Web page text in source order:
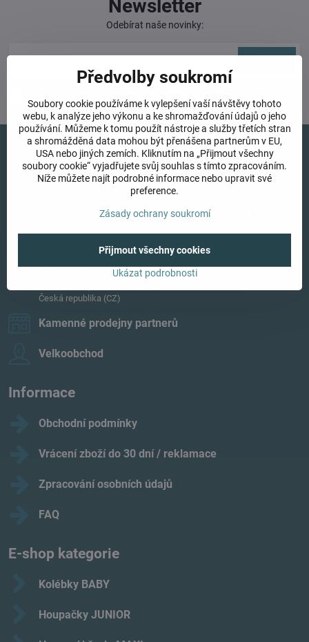
Newsletter
Odebírat naše novinky:
Kontakty
+420 777 917 057 (pracovní dny 8 - 14 hod​.)
+420 720 752 328 (pracovní dny 9 - 18 hod​.)
info​@hojdavak​.cz
Petra Holá - Hojdavak
Česká republika (CZ)
Kamenné prodejny partnerů
Velkoobchod
Informace
Obchodní podmínky
Vrácení zboží do 30 dní / reklamace
Zpracování osobních údajů
FAQ
E-shop kategorie
Kolébky BABY
Houpačky JUNIOR
Předvolby soukromí
Soubory cookie používáme k vylepšení vaší návštěvy tohoto
webu, k analýze jeho výkonu a ke shromažďování údajů o jeho
používání. Můžeme k tomu použít nástroje a služby třetích stran
a shromážděná data mohou být přenášena partnerům v EU,
USA nebo jiných zemích. Kliknutím na „Přijmout všechny
soubory cookie“ vyjadřujete svůj souhlas s tímto zpracováním.
Níže můžete najít podrobné informace nebo upravit své
preference.
Zásady ochrany soukromí
Ukázat podrobnosti
Přijmout všechny cookies